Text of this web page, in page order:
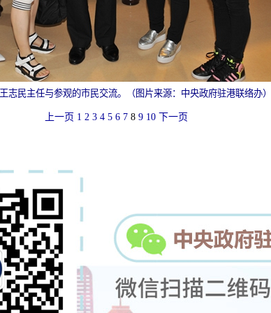
王志民主任与参观的市民交流。（图片来源：中央政府驻港联络办）
上一页 1 2 3 4 5 6 7 8 9 10 下一页